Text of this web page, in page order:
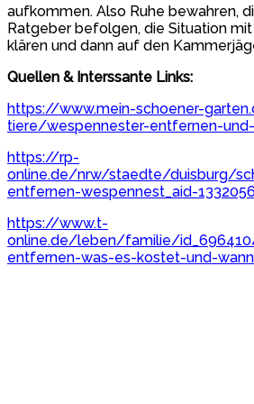
aufkommen. Also Ruhe bewahren,
Ratgeber befolgen, die Situation
klären und dann auf den
Quellen & Interssante Links:
https://www.mein-schoener-
tiere/wespennester-entfernen-
https://rp-
online.de/nrw/staedte/duisburg/
entfernen-wespennest_aid-
https://www.t-
online.de/leben/familie/
entfernen-was-es-kostet-und-